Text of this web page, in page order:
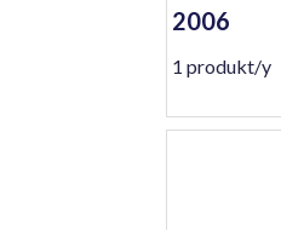
2006
1 produkt/y